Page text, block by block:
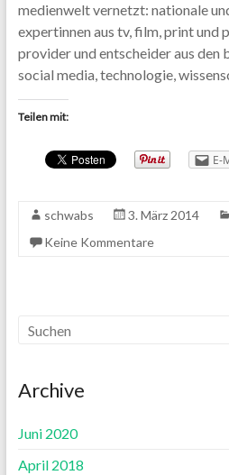
medienwelt vernetzt: nationale
expertinnen aus tv, film, print
provider und entscheider aus den
social media, technologie,
Teilen mit:
E-
schwabs 3. März 2014
Keine Kommentare
Archive
Juni 2020
April 2018